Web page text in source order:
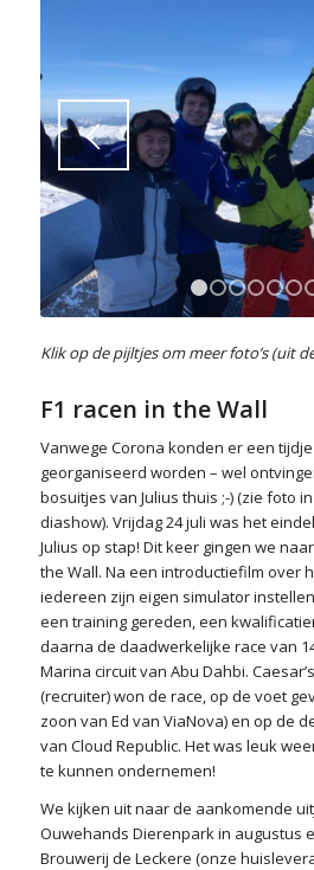
Klik op de pijltjes om meer foto’s (uit
F1 racen in the Wall
Vanwege Corona konden er een
georganiseerd worden – wel
bosuitjes van Julius thuis ;-) (zie foto
diashow). Vrijdag 24 juli was het
Julius op stap! Dit keer gingen we
the Wall. Na een introductiefilm over
iedereen zijn eigen simulator
een training gereden, een
daarna de daadwerkelijke race van
Marina circuit van Abu Dahbi.
(recruiter) won de race, op de voet
zoon van Ed van ViaNova) en op de
van Cloud Republic. Het was leuk
te kunnen ondernemen!
We kijken uit naar de aankomende
Ouwehands Dierenpark in augustus
Brouwerij de Leckere (onze